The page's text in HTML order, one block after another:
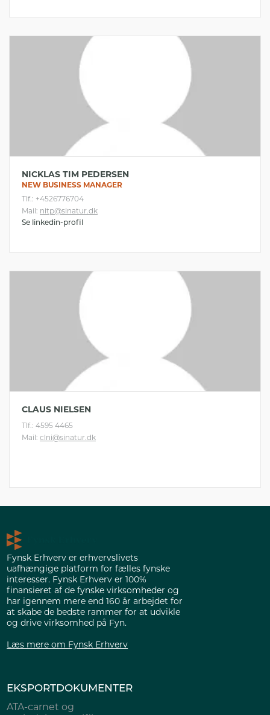
NICKLAS TIM PEDERSEN
NEW BUSINESS MANAGER
Tlf.: +4526776704
Mail: nitp@sinatur.dk
Se linkedin-profil
CLAUS NIELSEN
Tlf.: 4595 4465
Mail: clni@sinatur.dk
Fynsk Erhverv er erhvervslivets
uafhængige platform for fælles fynske
interesser. Fynsk Erhverv er 100%
finansieret af de fynske virksomheder og
har igennem mere end 160 år arbejdet for
at skabe de bedste rammer for at udvikle
og drive virksomhed på Fyn.
Læs mere om Fynsk Erhverv
EKSPORTDOKUMENTER
ATA-carnet og